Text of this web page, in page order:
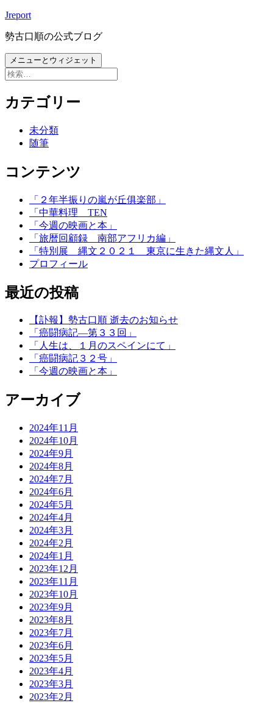
コ
テ
ン
ツ
へ
キ
Jreport
勢古口順の公式ブログ
メニューとウィジェット
検
カテゴリー
未分類
随筆
コンテンツ
「２年半振りの嵐が丘俱楽部」
「中華料理 TEN
「今週の映画と本」
「旅暦回顧録 南部アフリカ編」
「特別展 縄文２０２１ 東京に生きた縄文人」
プロフィール
最近の投稿
【訃報】勢古口順 逝去のお知らせ
「癌闘病記―第３３回」
「人生は、１月のスペインにて」
「癌闘病記３２号」
「今週の映画と本」
アーカイブ
2024年11月
2024年10月
2024年9月
2024年8月
2024年7月
2024年6月
2024年5月
2024年4月
2024年3月
2024年2月
2024年1月
2023年12月
2023年11月
2023年10月
2023年9月
2023年8月
2023年7月
2023年6月
2023年5月
2023年4月
2023年3月
2023年2月